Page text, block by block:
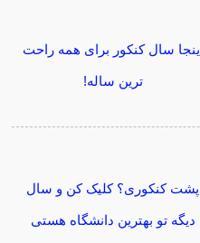
اینجا سال کنکور برای همه راحت
ترین ساله!
پشت کنکوری؟ کلیک کن و سال
دیگه تو بهترین دانشگاه هستی